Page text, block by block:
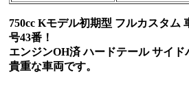
750cc Kモデル初期型 フルカスタム
号43番！
エンジンOH済 ハードテール サイド
貴重な車両です。